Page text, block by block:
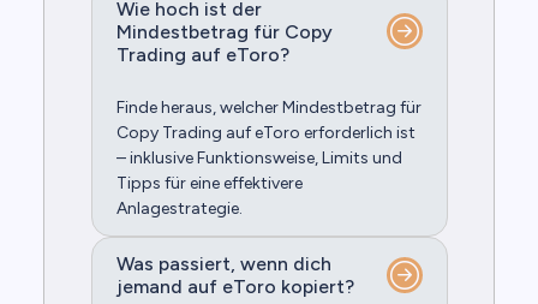
Wie hoch ist der
Mindestbetrag für Copy
Trading auf eToro?
Finde heraus, welcher Mindestbetrag für
Copy Trading auf eToro erforderlich ist
– inklusive Funktionsweise, Limits und
Tipps für eine effektivere
Anlagestrategie.
Was passiert, wenn dich
jemand auf eToro kopiert?